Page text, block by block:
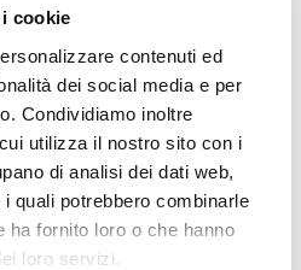
cookie
contenuti ed
dei social media e per
Condividiamo inoltre
utilizza il nostro sito con i
di analisi dei dati web,
quali potrebbero combinarle
ha fornito loro o che hanno
loro servizi.
2025